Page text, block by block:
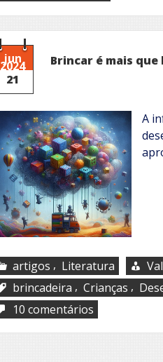
Rosas
desérticas
jun
2024
21
Brincar é mais
A
artigos , Literatura
brincadeira , Crianças ,
10 comentários
Brincar
é